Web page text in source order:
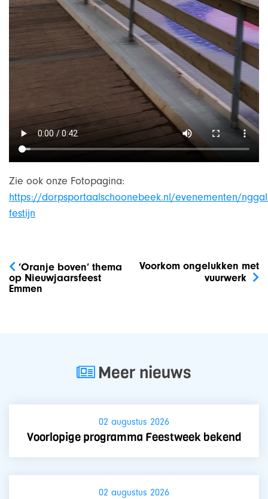
Zie ook onze Fotopagina:
https://dorpsportaalschoonebeek.nl/evenementen/
festijn
navigatie
‘Oranje boven’ thema
op Nieuwjaarsfeest
Emmen
Voorkom ongelukken met
vuurwerk
Meer nieuws
02 augustus 2026
Voorlopige programma Feestweek bekend
02 augustus 2026